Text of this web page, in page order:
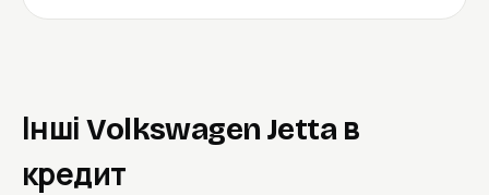
Інші Volkswagen Jetta в
кредит